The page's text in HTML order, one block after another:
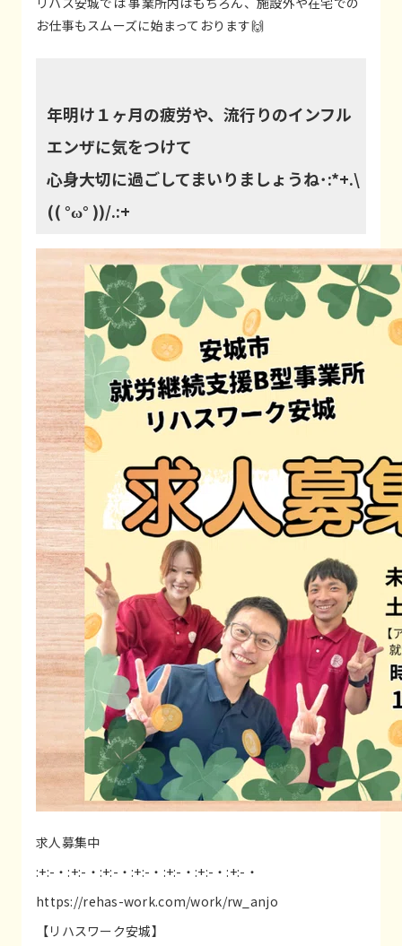
お仕事もスムーズに始まっております🙌
年明け１ヶ月の疲労や、流行りのインフル
エンザに気をつけて
心身大切に過ごしてまいりましょうね･:*+.\
(( °ω° ))/.:+
求人募集中
:+:-・:+:-・:+:-・:+:-・:+:-・:+:-・:+:-・
https://rehas-work.com/work/rw_anjo
【リハスワーク安城】